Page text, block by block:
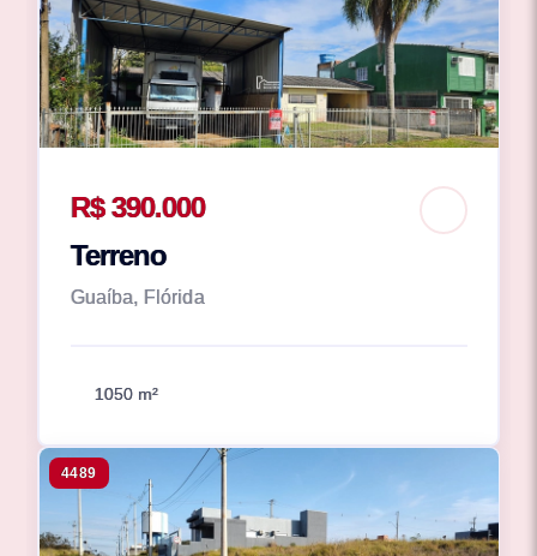
R$ 390.000
Terreno
Guaíba, Flórida
1050 m²
4489